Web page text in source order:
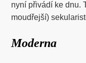
nyní přivádí ke dnu.
moudřejší)
Moderna